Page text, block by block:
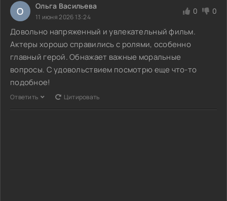
О Ольга Васильева
11 июня 2026 13:24
0 0
Довольно напряженный и увлекательный фильм.
Актеры хорошо справились с ролями, особенно
главный герой. Обнажает важные моральные
вопросы. С удовольствием посмотрю еще что-то
подобное!
Ответить Цитировать